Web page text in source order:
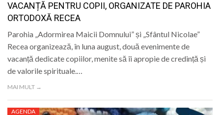
VACANȚĂ PENTRU COPII, ORGANIZATE DE PAROHIA
ORTODOXĂ RECEA
Parohia „Adormirea Maicii Domnului” și „Sfântul Nicolae”
Recea organizează, în luna august, două evenimente de
vacanță dedicate copiilor, menite să îi apropie de credință și
de valorile spirituale.…
MAI MULT →
AGENDA